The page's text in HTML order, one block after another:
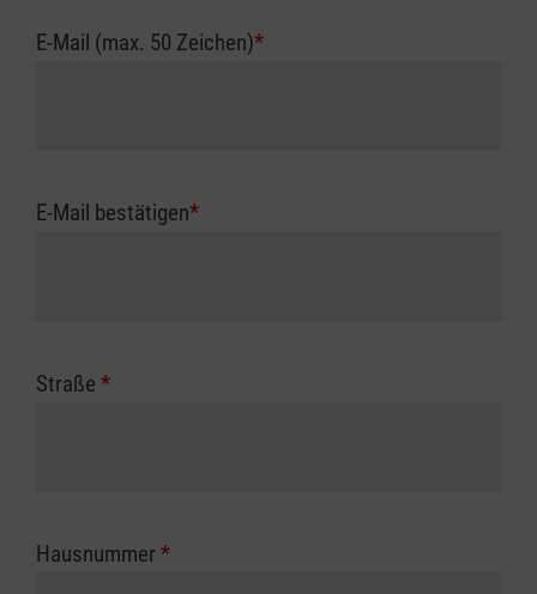
E-Mail (max. 50 Zeichen)*
E-Mail bestätigen*
Straße *
Hausnummer *